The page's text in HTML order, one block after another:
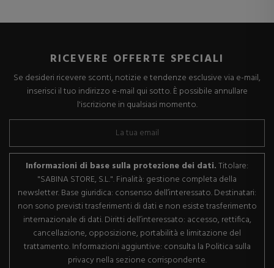
RICEVERE OFFERTE SPECIALI
Se desideri ricevere sconti, notizie e tendenze esclusive via e-mail,
inserisci il tuo indirizzo e-mail qui sotto. È possibile annullare
l'iscrizione in qualsiasi momento.
Informazioni di base sulla protezione dei dati.Titolare:
"SABINA STORE, S.L.". Finalità: gestione completa della
newsletter. Base giuridica: consenso dell’interessato. Destinatari:
non sono previsti trasferimenti di dati e non esiste trasferimento
internazionale di dati. Diritti dell’interessato: accesso, rettifica,
cancellazione, opposizione, portabilità e limitazione del
trattamento. Informazioni aggiuntive: consulta la Politica sulla
privacy nella sezione corrispondente.